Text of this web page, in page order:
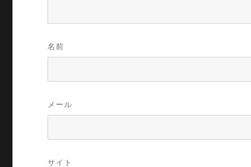
名前
メール
サイト